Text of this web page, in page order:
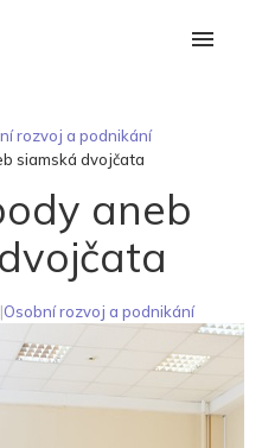
rozvoj a podnikání
siamská dvojčata
aneb
|Osobní rozvoj a podnikání